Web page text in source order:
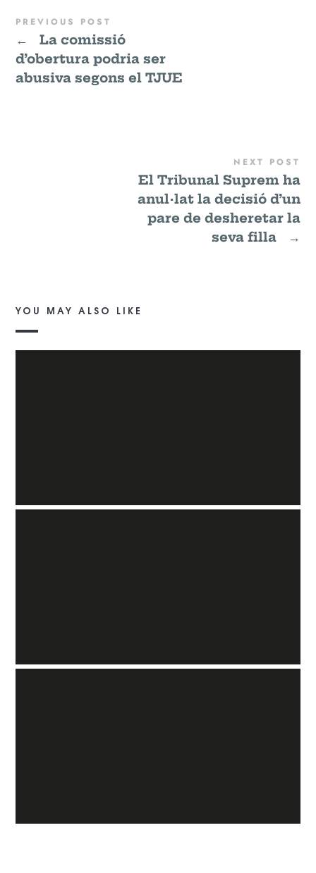
PREVIOUS POST
←
La comissió
d’obertura podria ser
abusiva segons el TJUE
NEXT POST
El Tribunal Suprem ha
anul·lat la decisió d’un
pare de desheretar la
seva filla
→
YOU MAY ALSO LIKE